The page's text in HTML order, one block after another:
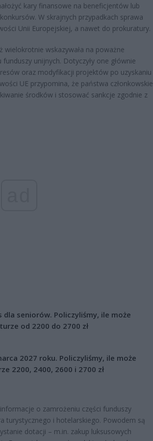
kary finansowe na beneficjentów lub
W skrajnych przypadkach sprawa
Unii Europejskiej, a nawet do prokuratury.
wskazywała na poważne
unijnych. Dotyczyły one głównie
oraz modyfikacji projektów po uzyskaniu
UE przypomina, że państwa członkowskie
środków i stosować sankcje zgodnie z
dla seniorów. Policzyliśmy, ile może
od 2200 do 2700 zł
2027 roku. Policzyliśmy, ile może
2200, 2400, 2600 i 2700 zł
o zamrożeniu części funduszy
turystycznego i hotelarskiego. Powodem są
dotacji – m.in. zakup luksusowych